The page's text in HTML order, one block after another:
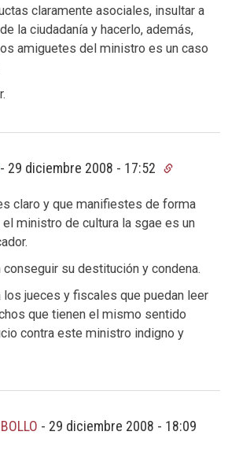
claramente asociales, insultar a
la ciudadanía y hacerlo, además,
amiguetes del ministro es un caso
- 29 diciembre 2008 - 17:52
claro y que manifiestes de forma
ministro de cultura la sgae es un
su destitución y condena.
los jueces y fiscales que puedan leer
que tienen el mismo sentido
contra este ministro indigno y
- 29 diciembre 2008 - 18:09